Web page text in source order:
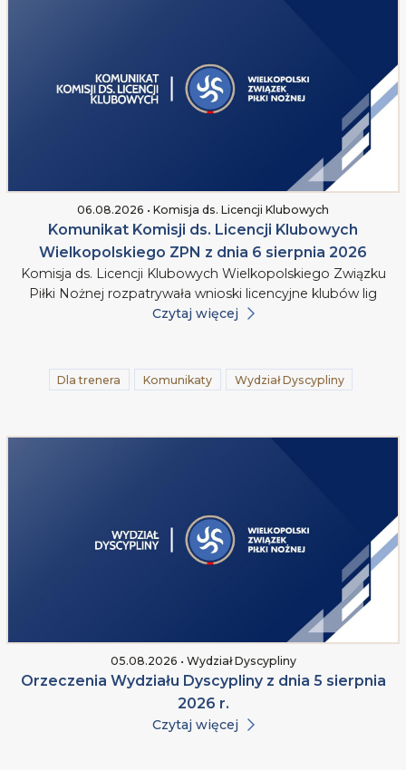
06.08.2026 • Komisja ds. Licencji Klubowych
Komunikat Komisji ds. Licencji Klubowych
Wielkopolskiego ZPN z dnia 6 sierpnia 2026
Komisja ds. Licencji Klubowych Wielkopolskiego Związku
Piłki Nożnej rozpatrywała wnioski licencyjne klubów lig
Czytaj więcej
Dla trenera Komunikaty Wydział Dyscypliny
05.08.2026 • Wydział Dyscypliny
Orzeczenia Wydziału Dyscypliny z dnia 5 sierpnia
2026 r.
Czytaj więcej